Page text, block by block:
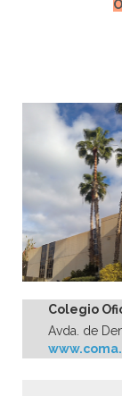
Colegio
Avda. de